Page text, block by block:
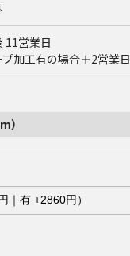
11営業日
加工有の場合＋2営業日
）